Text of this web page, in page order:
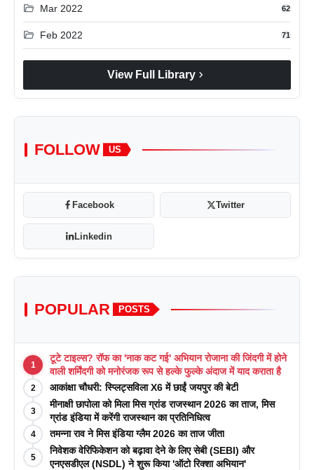
folder_open Mar 2022 62
folder_open Feb 2022 71
View Full Library chevron_right
FOLLOW US
Facebook Twitter
Linkedin
POPULAR POSTS
1
टूटे टाइल्स? रॉफ का 'नाक कट गई' अभियान रोजाना की जिंदगी में होने
वाली शर्मिंदगी को मनोरंजक रूप से हल्के फुल्के अंदाज में याद कराता है
2 आकांक्षा चौधरी: स्प्लिट्सविला X6 में छाईं जयपुर की बेटी
3
मीनाक्षी छापोला को मिला मिस ग्रांड राजस्थान 2026 का ताज, मिस
ग्रांड इंडिया में करेंगी राजस्थान का प्रतिनिधित्व
4 तमन्ना राव ने मिस इंडिया ग्लैम 2026 का ताज जीता
5
निवेशक वेरिफिकेशन को बढ़ावा देने के लिए सेबी (SEBI) और
एनएसडीएल (NSDL) ने शुरू किया 'ऑटो रिक्शा अभियान'